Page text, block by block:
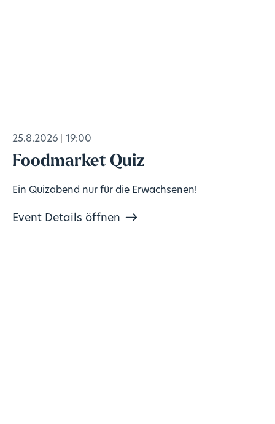
25.8.2026 19:00
Foodmarket Quiz
Ein Quizabend nur für die Erwachsenen!
Event Details öffnen